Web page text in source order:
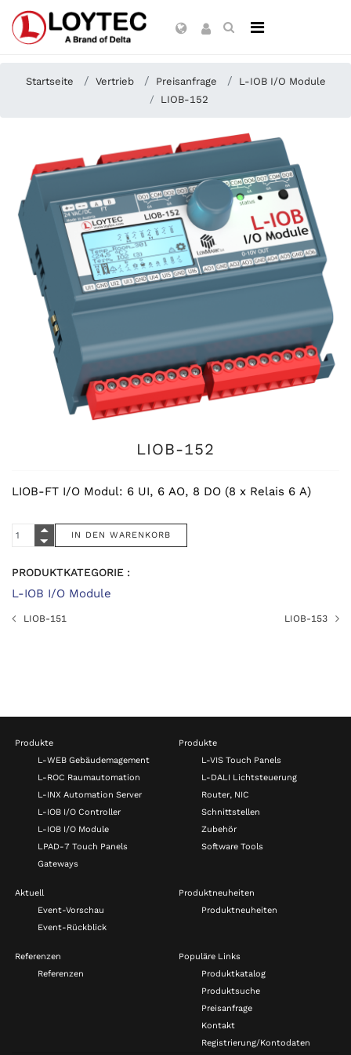
Startseite Vertrieb Preisanfrage
L-IOB I/O Module
LIOB-152
LIOB-152
LIOB-FT I/O Modul: 6 UI, 6 AO, 8 DO (8 x Relais 6 A)
PRODUKTKATEGORIE :
L-IOB I/O Module
LIOB-151 LIOB-153
Produkte
L-WEB Gebäudemagement
L-ROC Raumautomation
L-INX Automation Server
L-IOB I/O Controller
L-IOB I/O Module
LPAD-7 Touch Panels
Gateways
Produkte
L-VIS Touch Panels
L-DALI Lichtsteuerung
Router, NIC
Schnittstellen
Zubehör
Software Tools
Aktuell
Event-Vorschau
Event-Rückblick
Produktneuheiten
Produktneuheiten
Referenzen
Referenzen
Populäre Links
Produktkatalog
Produktsuche
Preisanfrage
Kontakt
Registrierung/Kontodaten